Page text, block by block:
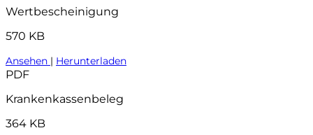
Wertbescheinigung
570 KB
Ansehen | Herunterladen
PDF
Krankenkassenbeleg
364 KB